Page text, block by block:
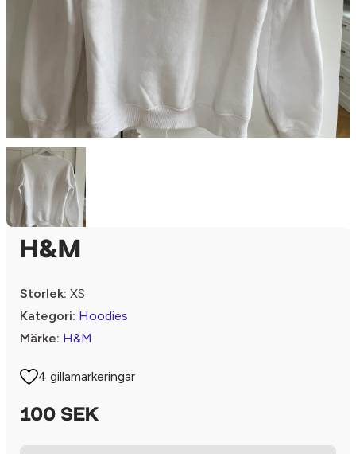
H&M
Storlek: XS
Kategori: Hoodies
Märke: H&M
4 gillamarkeringar
100 SEK